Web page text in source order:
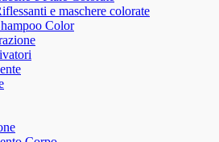
e maschere colorate
Color